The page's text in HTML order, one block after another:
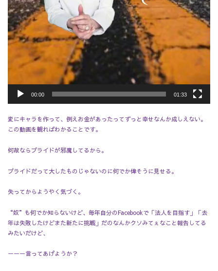
00:00 01:33
変にキャラを作って、例えお金があったってずっと幸せなんか成しえない。
この動画を観ればわかることです。
何故ならプライドが邪魔してるから。
プライドだって大したものじゃないのに何でか偉そうに見せる。
失ってからようやく気づく。
“奴”も何でか知らないけど、毎年自分のFacebookで「法人を目指す」「去
年は失敗したけどまた新たに挑戦」だのなんかクソみてぇなこと報告してる
みたいだけど、
ーーー言ってあげようか？